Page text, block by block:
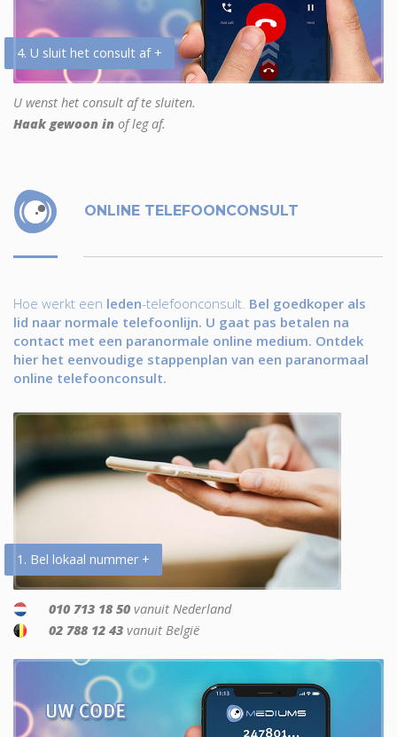
4. U sluit het consult af +
U wenst het consult af te sluiten.
Haak gewoon in of leg af.
ONLINE TELEFOONCONSULT
Hoe werkt een leden-telefoonconsult. Bel goedkoper als
lid naar normale telefoonlijn. U gaat pas betalen na
contact met een paranormale online medium. Ontdek
hier het eenvoudige stappenplan van een paranormaal
online telefoonconsult.
1. Bel lokaal nummer +
010 713 18 50 vanuit Nederland
02 788 12 43 vanuit België